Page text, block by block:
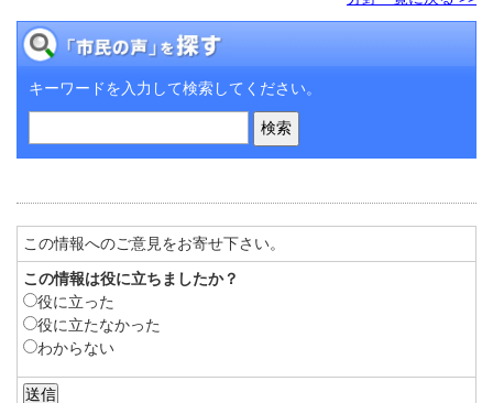
キーワードを入力して検索してください。
この情報へのご意見をお寄せ下さい。
この情報は役に立ちましたか？
役に立った
役に立たなかった
わからない